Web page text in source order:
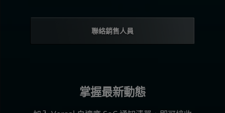
聯絡銷售人員
掌握最新動態